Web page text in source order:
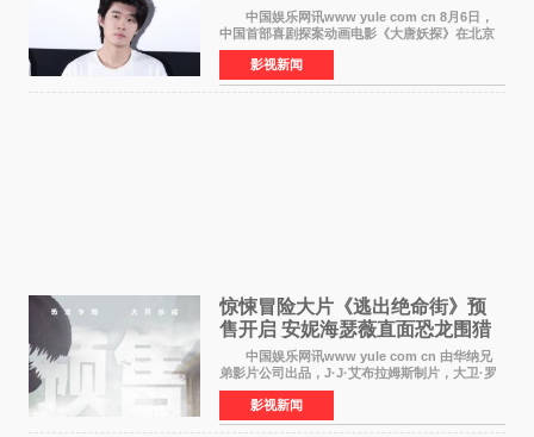
中国娱乐网讯www yule com cn 8月6日，
中国首部喜剧探案动画电影《大唐妖探》在北京
举办电影首映礼。导演程腾、联合导演黄珉、总
制片人曹紫建、制片人李莹莹，配音导演张喆，
对白指导程寅，领
影视新闻
惊悚冒险大片《逃出绝命街》预
售开启 安妮海瑟薇直面恐龙围猎
中国娱乐网讯www yule com cn 由华纳兄
弟影片公司出品，J·J·艾布拉姆斯制片，大卫·罗
伯特·米切尔执导，好莱坞巨星安妮·海瑟薇和伊万
·麦克格雷格领衔主演的2026暑期惊悚冒险大片
《逃出绝
影视新闻